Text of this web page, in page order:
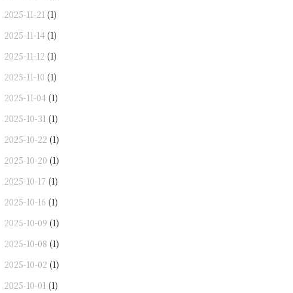
2025-11-21 (1)
2025-11-14 (1)
2025-11-12 (1)
2025-11-10 (1)
2025-11-04 (1)
2025-10-31 (1)
2025-10-22 (1)
2025-10-20 (1)
2025-10-17 (1)
2025-10-16 (1)
2025-10-09 (1)
2025-10-08 (1)
2025-10-02 (1)
2025-10-01 (1)